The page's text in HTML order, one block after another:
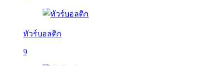
ทัวร์บอลติก
9